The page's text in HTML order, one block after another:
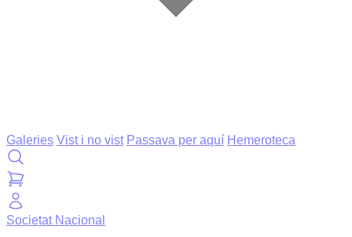
Galeries Vist i no vist Passava per aquí Hemeroteca
Societat Nacional